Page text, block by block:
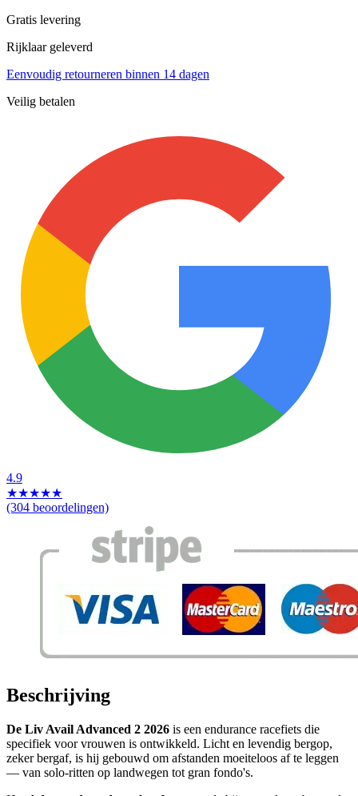
Gratis levering
Rijklaar geleverd
Eenvoudig retourneren binnen 14 dagen
Veilig betalen
4.9
★★★★★
(304 beoordelingen)
Beschrijving
De Liv Avail Advanced 2 2026 is een endurance racefiets die
specifiek voor vrouwen is ontwikkeld. Licht en levendig bergop,
zeker bergaf, is hij gebouwd om afstanden moeiteloos af te leggen
— van solo-ritten op landwegen tot gran fondo's.